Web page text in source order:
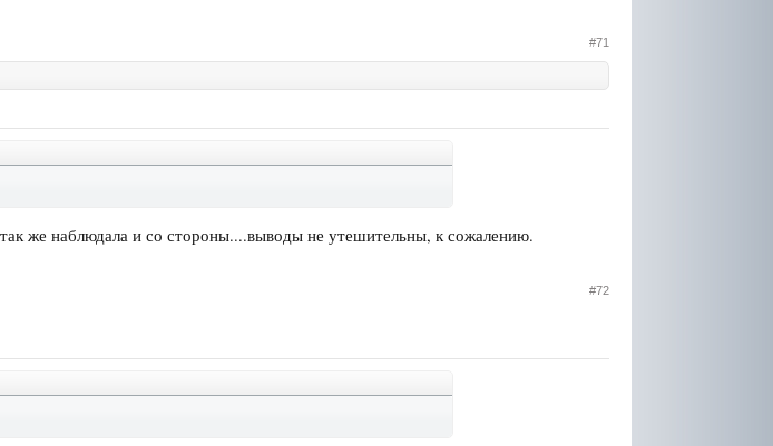
#71
же наблюдала и со стороны....выводы не утешительны, к сожалению.
#72